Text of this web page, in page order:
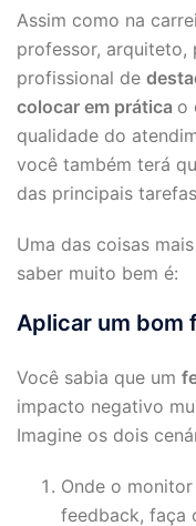
Assim como na
professor, arquiteto,
profissional de
colocar em prática o
qualidade do
você também terá
das principais
Uma das coisas
saber muito bem é:
Aplicar um bom
Você sabia que um
impacto negativo
Imagine os dois
Onde o
feedback, faça